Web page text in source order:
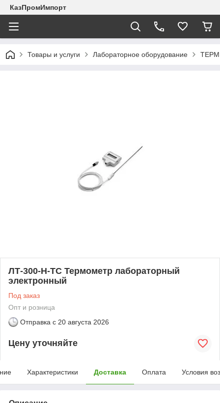
КазПромИмпорт
Товары и услуги Лабораторное оборудование
ЛТ-300-Н-ТС Термометр лабораторный
электронный
Под заказ
Опт и розница
Отправка с 20 августа 2026
Цену уточняйте
Характеристики Доставка Оплата Условия